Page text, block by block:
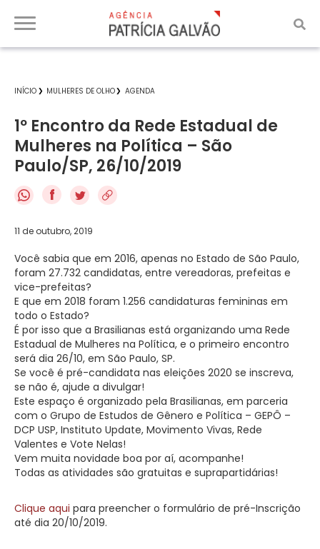
INÍCIO MULHERES DE OLHO AGENDA
1º Encontro da Rede Estadual de
Mulheres na Política – São
Paulo/SP, 26/10/2019
f
11 de outubro, 2019
Você sabia que em 2016, apenas no Estado de São Paulo,
foram 27.732 candidatas, entre vereadoras, prefeitas e
vice-prefeitas?
E que em 2018 foram 1.256 candidaturas femininas em
todo o Estado?
É por isso que a Brasilianas está organizando uma Rede
Estadual de Mulheres na Política, e o primeiro encontro
será dia 26/10, em São Paulo, SP.
Se você é pré-candidata nas eleições 2020 se inscreva,
se não é, ajude a divulgar!
Este espaço é organizado pela Brasilianas, em parceria
com o Grupo de Estudos de Gênero e Política – GEPÔ –
DCP USP, Instituto Update, Movimento Vivas, Rede
Valentes e Vote Nelas!
Vem muita novidade boa por aí, acompanhe!
Todas as atividades são gratuitas e suprapartidárias!
Clique aqui para preencher o formulário de pré-Inscrição
até dia 20/10/2019.